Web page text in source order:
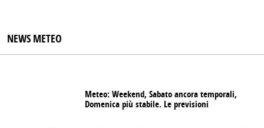
NEWS METEO
Meteo: Weekend, Sabato ancora temporali,
Domenica più stabile. Le previsioni